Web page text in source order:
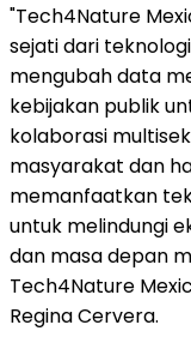
"Tech4Nature
sejati dari
mengubah data
kebijakan publik
kolaborasi
masyarakat dan
memanfaatkan
untuk melindungi
dan masa depan
Tech4Nature
Regina Cervera.